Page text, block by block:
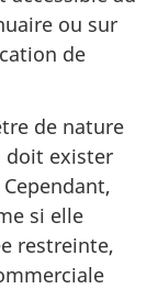
ou sur
de
de nature
doit exister
si elle
restreinte,